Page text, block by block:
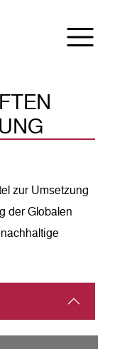
zur Umsetzung
der Globalen